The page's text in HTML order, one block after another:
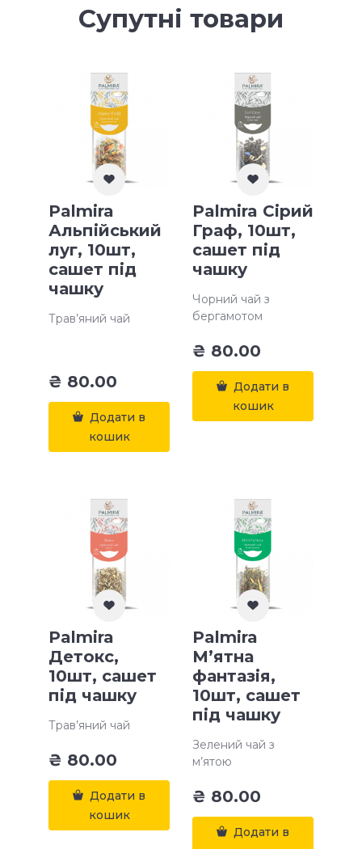
Супутні товари
Palmira
Альпійський
луг, 10шт,
сашет під
чашку
Трав’яний чай
₴ 80.00
Додати в
кошик
Palmira Сірий
Граф, 10шт,
сашет під
чашку
Чорний чай з
бергамотом
₴ 80.00
Додати в
кошик
Palmira
Детокс,
10шт, сашет
під чашку
Трав’яний чай
₴ 80.00
Додати в
кошик
Palmira
М’ятна
фантазія,
10шт, сашет
під чашку
Зелений чай з
м’ятою
₴ 80.00
Додати в